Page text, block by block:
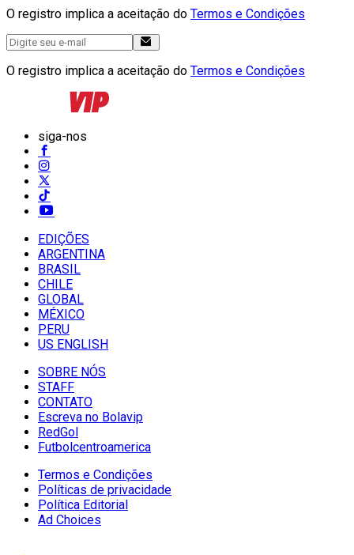
O registro implica a aceitação do Termos e Condições
O registro implica a aceitação do Termos e Condições
siga-nos
EDIÇÕES
ARGENTINA
BRASIL
CHILE
GLOBAL
MÉXICO
PERU
US ENGLISH
SOBRE NÓS
STAFF
CONTATO
Escreva no Bolavip
RedGol
Futbolcentroamerica
Termos e Condições
Políticas de privacidade
Política Editorial
Ad Choices